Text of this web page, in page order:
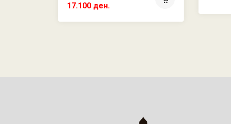
17.100 ден.